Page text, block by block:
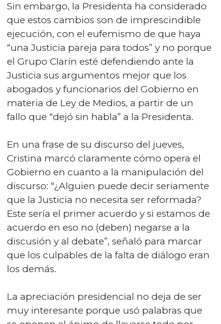
Sin embargo, la Presidenta ha considerado
que estos cambios son de imprescindible
ejecución, con el eufemismo de que haya
“una Justicia pareja para todos” y no porque
el Grupo Clarín esté defendiendo ante la
Justicia sus argumentos mejor que los
abogados y funcionarios del Gobierno en
materia de Ley de Medios, a partir de un
fallo que “dejó sin habla” a la Presidenta.
En una frase de su discurso del jueves,
Cristina marcó claramente cómo opera el
Gobierno en cuanto a la manipulación del
discurso: “¿Alguien puede decir seriamente
que la Justicia no necesita ser reformada?
Este sería el primer acuerdo y si estamos de
acuerdo en eso no (deben) negarse a la
discusión y al debate”, señaló para marcar
que los culpables de la falta de diálogo eran
los demás.
La apreciación presidencial no deja de ser
muy interesante porque usó palabras que